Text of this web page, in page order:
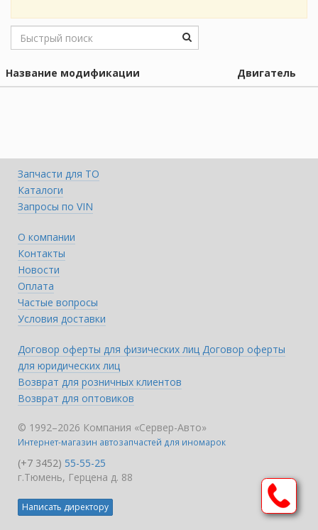
Название модификации Двигатель
Запчасти для ТО
Каталоги
Запросы по VIN
О компании
Контакты
Новости
Оплата
Частые вопросы
Условия доставки
Договор оферты для физических лиц Договор оферты
для юридических лиц
Возврат для розничных клиентов
Возврат для оптовиков
© 1992–2026 Компания «Сервер-Авто»
Интернет-магазин автозапчастей для иномарок
(+7 3452) 55-55-25
г.Тюмень, Герцена д. 88
Написать директору